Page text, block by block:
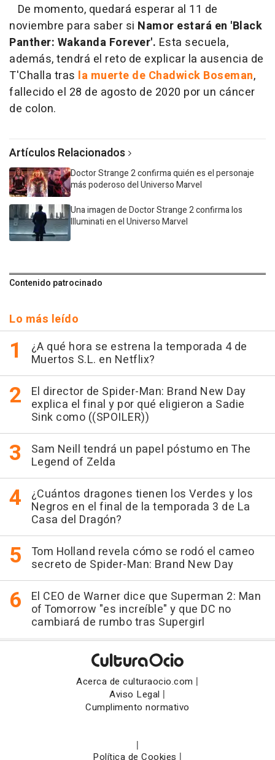
De momento, quedará esperar al 11 de
noviembre para saber si Namor estará en 'Black
Panther: Wakanda Forever'. Esta secuela,
además, tendrá el reto de explicar la ausencia de
T'Challa tras la muerte de Chadwick Boseman,
fallecido el 28 de agosto de 2020 por un cáncer
de colon.
Artículos Relacionados
Doctor Strange 2 confirma quién es el personaje
más poderoso del Universo Marvel
Una imagen de Doctor Strange 2 confirma los
Illuminati en el Universo Marvel
Contenido patrocinado
Lo más leído
¿A qué hora se estrena la temporada 4 de
Muertos S.L. en Netflix?
El director de Spider-Man: Brand New Day
explica el final y por qué eligieron a Sadie
Sink como ((SPOILER))
Sam Neill tendrá un papel póstumo en The
Legend of Zelda
¿Cuántos dragones tienen los Verdes y los
Negros en el final de la temporada 3 de La
Casa del Dragón?
Tom Holland revela cómo se rodó el cameo
secreto de Spider-Man: Brand New Day
El CEO de Warner dice que Superman 2: Man
of Tomorrow "es increíble" y que DC no
cambiará de rumbo tras Supergirl
Acerca de culturaocio.com |
Aviso Legal |
Cumplimento normativo
|
Política de Cookies |